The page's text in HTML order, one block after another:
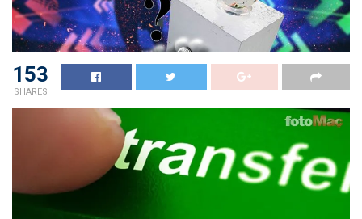
153
SHARES